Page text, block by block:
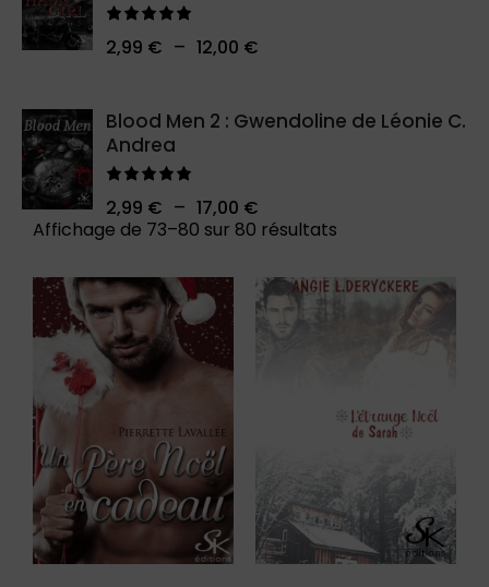
Note
sur 5
2,99 € – 12,00 €
Blood Men 2 : Gwendoline de Léonie C.
Andrea
Note
sur 5
2,99 € – 17,00 €
Affichage de 73–80 sur 80 résultats